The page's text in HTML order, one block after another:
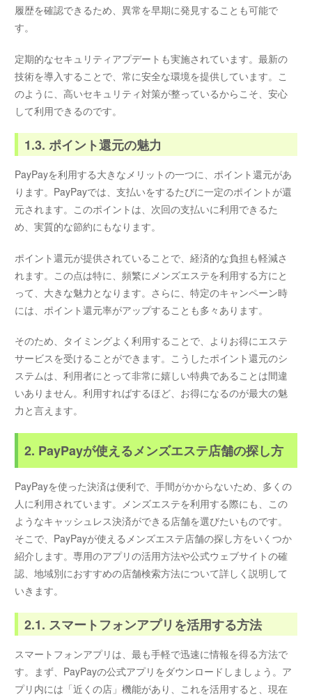
履歴を確認できるため、異常を早期に発見することも可能で
す。
定期的なセキュリティアプデートも実施されています。最新の
技術を導入することで、常に安全な環境を提供しています。こ
のように、高いセキュリティ対策が整っているからこそ、安心
して利用できるのです。
1.3. ポイント還元の魅力
PayPayを利用する大きなメリットの一つに、ポイント還元があ
ります。PayPayでは、支払いをするたびに一定のポイントが還
元されます。このポイントは、次回の支払いに利用できるた
め、実質的な節約にもなります。
ポイント還元が提供されていることで、経済的な負担も軽減さ
れます。この点は特に、頻繁にメンズエステを利用する方にと
って、大きな魅力となります。さらに、特定のキャンペーン時
には、ポイント還元率がアップすることも多々あります。
そのため、タイミングよく利用することで、よりお得にエステ
サービスを受けることができます。こうしたポイント還元のシ
ステムは、利用者にとって非常に嬉しい特典であることは間違
いありません。利用すればするほど、お得になるのが最大の魅
力と言えます。
2. PayPayが使えるメンズエステ店舗の探し方
PayPayを使った決済は便利で、手間がかからないため、多くの
人に利用されています。メンズエステを利用する際にも、この
ようなキャッシュレス決済ができる店舗を選びたいものです。
そこで、PayPayが使えるメンズエステ店舗の探し方をいくつか
紹介します。専用のアプリの活用方法や公式ウェブサイトの確
認、地域別におすすめの店舗検索方法について詳しく説明して
いきます。
2.1. スマートフォンアプリを活用する方法
スマートフォンアプリは、最も手軽で迅速に情報を得る方法で
す。まず、PayPayの公式アプリをダウンロードしましょう。ア
プリ内には「近くの店」機能があり、これを活用すると、現在